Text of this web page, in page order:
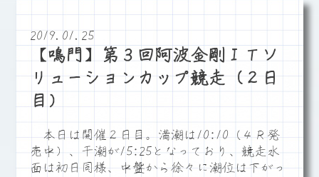
2019.01.25
【鳴門】第３回阿波金剛ＩＴソ
リューションカップ競走（２日
目）
本日は開催２日目。満潮は10:10（４Ｒ発
売中）、干潮が15:25となっており、競走水
面は初日同様、中盤から徐々に潮位は下がっ